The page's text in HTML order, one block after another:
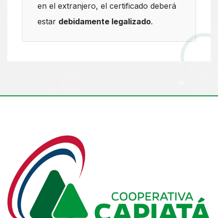
en el extranjero, el certificado deberá
estar debidamente legalizado.